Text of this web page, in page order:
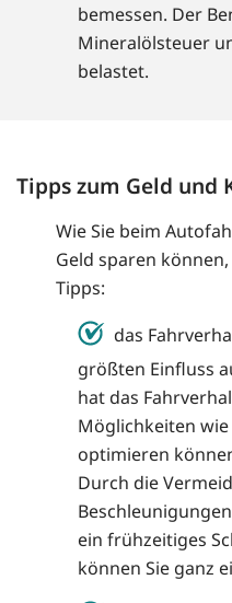
bemessen. Der
Mineralölsteuer
belastet.
Tipps zum Geld und
Wie Sie beim
Geld sparen
Tipps:
das
größten Einfluss
hat das
Möglichkeiten
optimieren
Durch die
ein frühzeitiges
können Sie ganz